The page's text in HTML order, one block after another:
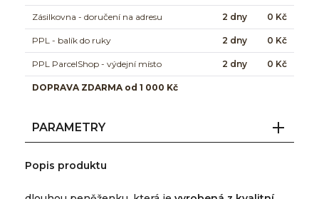
Zásilkovna - doručení na adresu 2 dny 0 Kč
PPL - balík do ruky 2 dny 0 Kč
PPL ParcelShop - výdejní místo 2 dny 0 Kč
DOPRAVA ZDARMA od 1 000 Kč
PARAMETRY
Popis produktu